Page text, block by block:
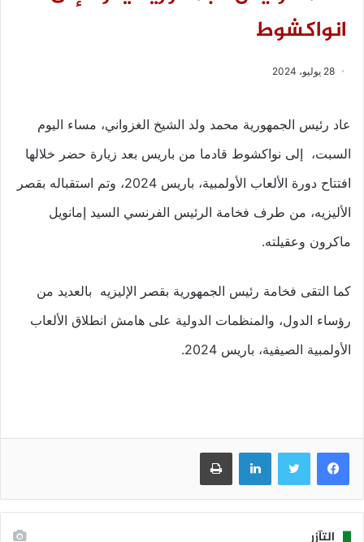
انواكشوط
28 يوليو، 2024
عاد رئيس الجمهورية محمد ولد الشيخ الغزواني، مساء اليوم
السبت، إلى نواكشوط قادما من باريس بعد زيارة حضر خلالها
افتتاح دورة الألعاب الأولمبية، باريس 2024، وتم استقباله بقصر
الأليزيه، من طرف فخامة الرئيس الفرنسي السيد إمانويل
ماكرون وعقيلته.
كما التقى فخامة رئيس الجمهورية بقصر الإليزيه بالعديد من
رؤساء الدول، والمنظمات الدولية على هامش انطلاق الألعاب
الأولمبية الصيفية، باريس 2024.
فيسبوك تويتر لينكدإن طباعة
التآزر